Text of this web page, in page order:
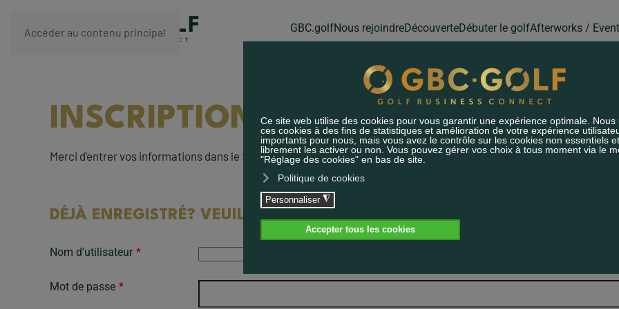
Accéder au contenu principal GBC.golfNous rejoindreDécouverteDébuter le golfAfterworks /
INSCRIPTION INDIVIDUELLE
Merci d'entrer vos informations dans le formulaire ci-dessous pour :Rencontre cercle du Valais.
DÉJÀ ENREGISTRÉ? VEUILLEZ-VOUS IDENTIFIER
Nom d'utilisateur *
Mot de passe *